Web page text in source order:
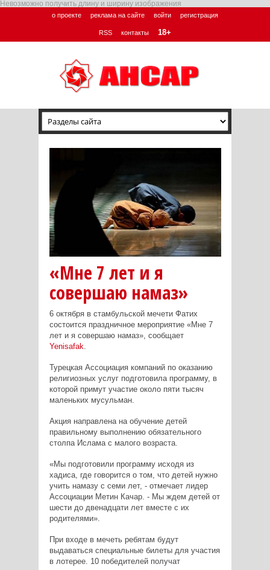
Невозможно получить длину и ширину изображения
о проекте реклама на сайте войти регистрация
RSS контакты 18+
«Мне 7 лет и я
совершаю намаз»
6 октября в стамбульской мечети Фатих
состоится праздничное мероприятие «Мне 7
лет и я совершаю намаз», сообщает
Yenisafak
Турецкая Ассоциация компаний по оказанию
религиозных услуг подготовила программу, в
которой примут участие около пяти тысяч
маленьких мусульман.
Акция направлена на обучение детей
правильному выполнению обязательного
столпа Ислама с малого возраста.
«Мы подготовили программу исходя из
хадиса, где говорится о том, что детей нужно
учить намазу с семи лет, - отмечает лидер
Ассоциации Метин Качар. - Мы ждем детей от
шести до двенадцати лет вместе с их
родителями».
При входе в мечеть ребятам будут
выдаваться специальные билеты для участия
в лотерее. 10 победителей получат